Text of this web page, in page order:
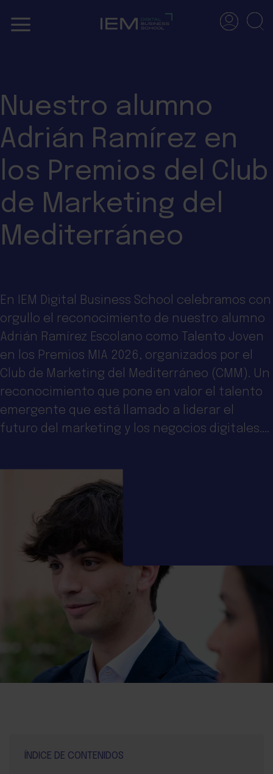
Nuestro alumno
Adrián Ramírez en
los Premios del Club
de Marketing del
Mediterráneo
En IEM Digital Business School celebramos con
orgullo el reconocimiento de nuestro alumno
Adrián Ramírez Escolano como Talento Joven
en los Premios MIA 2026, organizados por el
Club de Marketing del Mediterráneo (CMM). Un
reconocimiento que pone en valor el talento
emergente que está llamado a liderar el
futuro del marketing y los negocios digitales....
ÍNDICE DE CONTENIDOS